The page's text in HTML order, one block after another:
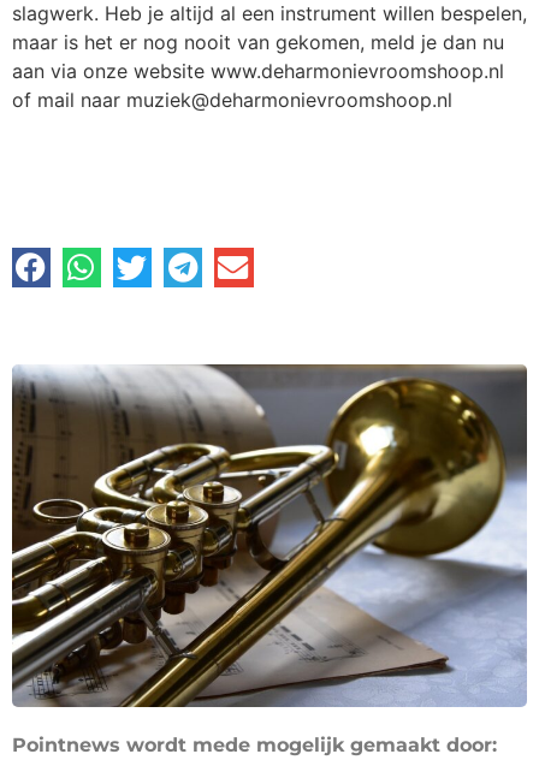
slagwerk. Heb je altijd al een instrument willen bespelen,
maar is het er nog nooit van gekomen, meld je dan nu
aan via onze website www.deharmonievroomshoop.nl
of mail naar muziek@deharmonievroomshoop.nl
Pointnews wordt mede mogelijk gemaakt door: